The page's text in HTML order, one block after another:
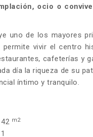
ocio o
uno de los mayores
vivir el centro
cafeterías y
día la riqueza de su
íntimo y tranquilo.
42 m2
1